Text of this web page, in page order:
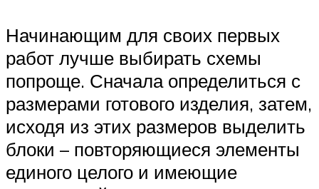
Начинающим для своих первых
работ лучше выбирать схемы
попроще. Сначала определиться с
размерами готового изделия, затем,
исходя из этих размеров выделить
блоки – повторяющиеся элементы
единого целого и имеющие